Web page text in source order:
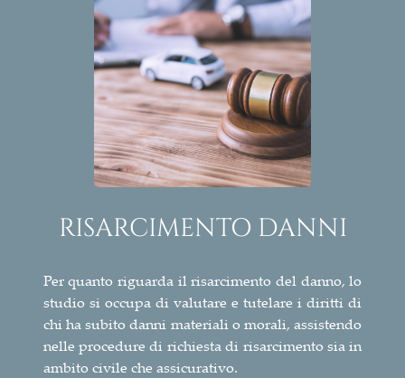
RISARCIMENTO DANNI
Per quanto riguarda il risarcimento del danno, lo
studio si occupa di valutare e tutelare i diritti di
chi ha subito danni materiali o morali, assistendo
nelle procedure di richiesta di risarcimento sia in
ambito civile che assicurativo.